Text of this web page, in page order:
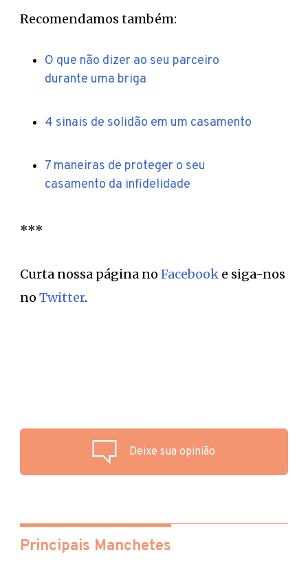
Recomendamos também:
O que não dizer ao seu parceiro
durante uma briga
4 sinais de solidão em um casamento
7 maneiras de proteger o seu
casamento da infidelidade
***
Curta nossa página no Facebook e siga-nos
no Twitter.
Deixe sua opinião
Principais Manchetes